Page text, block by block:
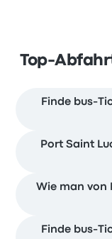
Top-
Finde bus-
Port Saint
Wie man von
Finde bus-